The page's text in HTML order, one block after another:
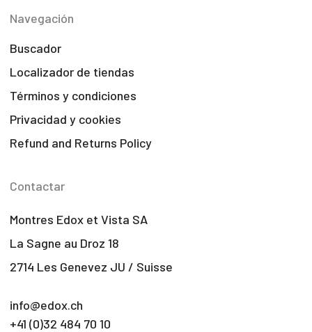
Navegación
Buscador
Localizador de tiendas
Términos y condiciones
Privacidad y cookies
Refund and Returns Policy
Contactar
Montres Edox et Vista SA
La Sagne au Droz 18
2714 Les Genevez JU / Suisse
info@edox.ch
+41 (0)32 484 70 10